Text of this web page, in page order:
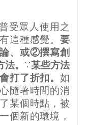
受眾人使用之
這種感覺。 要
、或②撰寫創
。 ∵某些方法
打了折扣。 如
隨著時間的消
某個時點，被
個新的環境，